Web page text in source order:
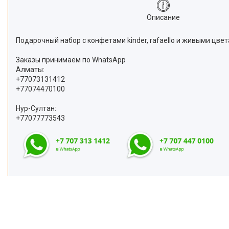
Описание
Подарочный набор с конфетами kinder, rafaello и живыми
Заказы принимаем по WhatsApp
Алматы:
+77073131412
+77074470100
Нур-Султан:
+77077773543